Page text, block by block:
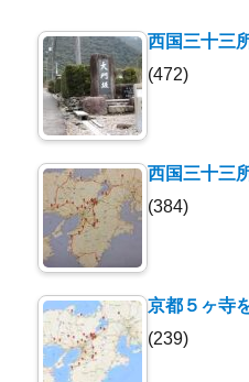
西国三十三
(472)
西国三十三
(384)
京都５ヶ寺
(239)